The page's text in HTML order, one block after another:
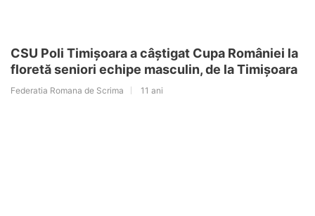
CSU Poli Timișoara a câștigat Cupa României la
floretă seniori echipe masculin, de la Timișoara
Federatia Romana de Scrima 11 ani